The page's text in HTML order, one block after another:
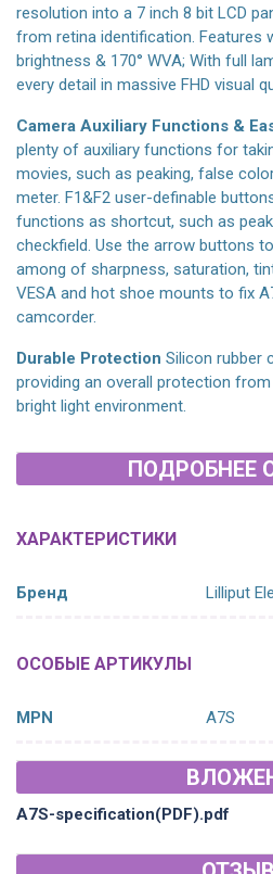
resolution into a 7 inch 8 bit LCD
from retina identification. Features
brightness & 170° WVA; With full
every detail in massive FHD visual
Camera Auxiliary Functions &
plenty of auxiliary functions for
movies, such as peaking, false
meter. F1&F2 user-definable
functions as shortcut, such as
checkfield. Use the arrow buttons
among of sharpness, saturation,
VESA and hot shoe mounts to fix
camcorder.
Durable Protection Silicon rubber
providing an overall protection
bright light environment.
ПОДРОБНЕЕ
ХАРАКТЕРИСТИКИ
Бренд Lilliput
ОСОБЫЕ АРТИКУЛЫ
MPN A7S
A7S-specification(PDF).pdf